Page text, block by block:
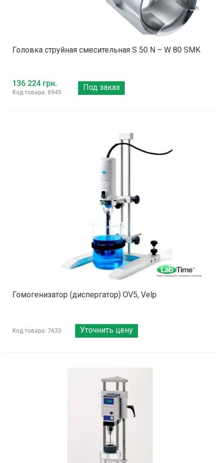
Головка струйная смесительная S 50 N – W 80 SMK
136 224 грн.
Код товара: 6945
Под заказ
Гомогенизатор (диспергатор) OV5, Velp
Код товара: 7633 Уточнить цену